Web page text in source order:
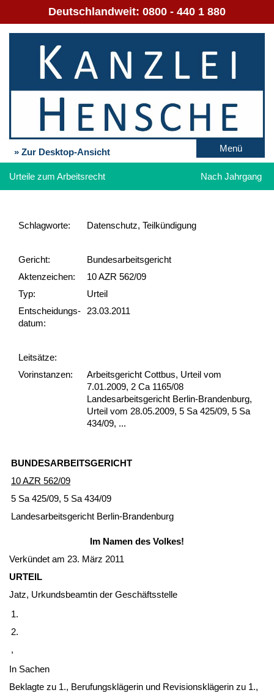
Deutschlandweit: 0800 - 440 1 880
» Zur Desktop-Ansicht Menü
Urteile zum Arbeitsrecht Nach Jahrgang
Schlag­worte: Datenschutz, Teilkündigung
Gericht:
Bundesarbeitsgericht
Akten­zeichen:
10 AZR 562/09
Typ:
Urteil
Ent­scheid­ungs­
datum:
23.03.2011
Leit­sätze:
Vor­ins­tan­zen:
Arbeitsgericht Cottbus, Urteil vom
7.01.2009, 2 Ca 1165/08
Landesarbeitsgericht Berlin-Brandenburg,
Urteil vom 28.05.2009, 5 Sa 425/09, 5 Sa
434/09, ...
BUN­DES­AR­BEITS­GERICHT
10 AZR 562/09
5 Sa 425/09, 5 Sa 434/09
Lan­des­ar­beits­ge­richt Ber­lin-Bran­den­burg
Im Na­men des Vol­kes!
Verkündet am 23. März 2011
UR­TEIL
Jatz, Ur­kunds­be­am­tin der Geschäfts­stel­le
1.
2.
,
In Sa­chen
Be­klag­te zu 1., Be­ru­fungskläge­rin und Re­vi­si­onskläge­rin zu 1.,